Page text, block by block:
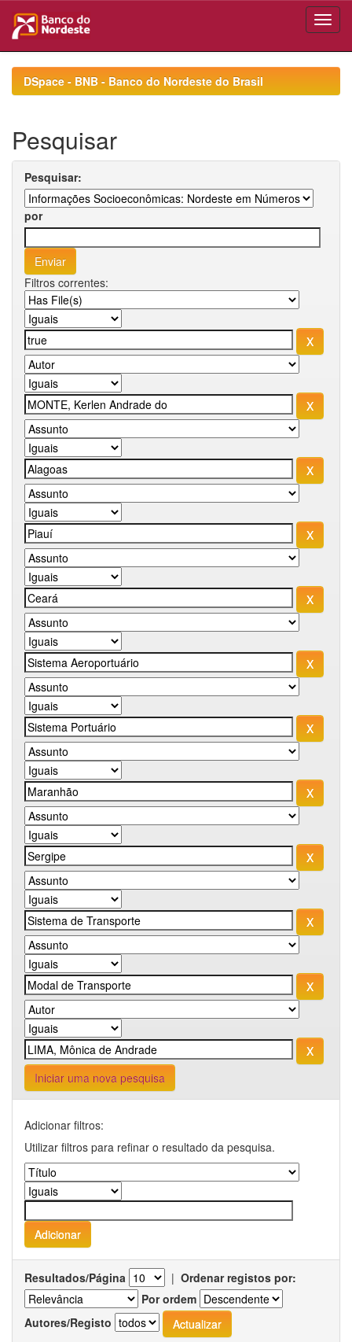
navigationDSpace - BNB - Banco do Nordeste do Brasil
Pesquisar
Pesquisar:
por
Filtros correntes:
Iniciar uma nova pesquisa
Adicionar filtros:
Utilizar filtros para refinar o resultado da pesquisa.
Resultados/Página | Ordenar registos por:
Por ordem
Autores/Registo